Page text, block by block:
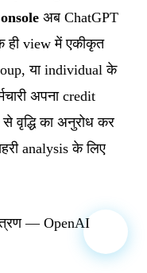
अब ChatGPT
ही view में एकीकृत
या individual के
अपना credit
वृद्धि का अनुरोध कर
analysis के लिए
— OpenAI